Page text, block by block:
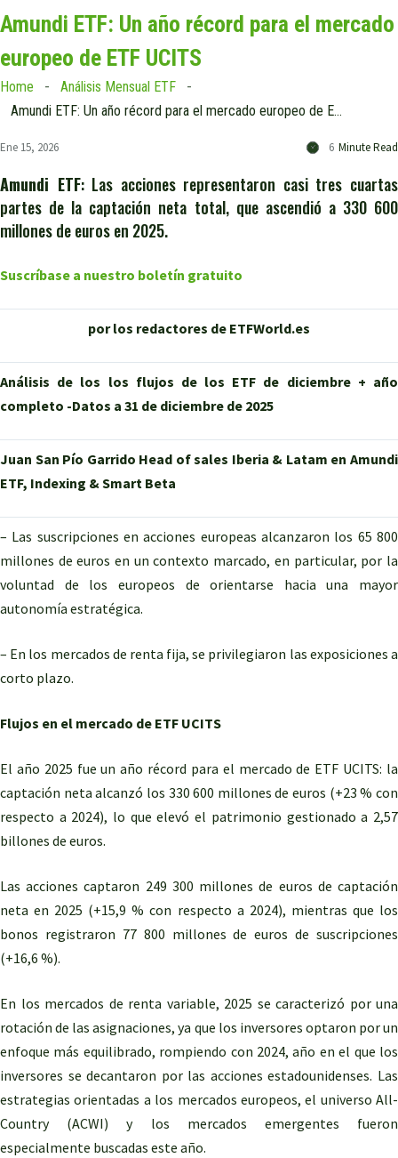
Amundi ETF: Un año récord para el mercado
europeo de ETF UCITS
Home
Análisis Mensual ETF
Amundi ETF: Un año récord para el mercado europeo de ETF UCITS
Ene 15, 2026 6 Minute Read
Amundi ETF: Las acciones representaron casi tres cuartas
partes de la captación neta total, que ascendió a 330 600
millones de euros en 2025.
Suscríbase a nuestro boletín gratuito
por los redactores de ETFWorld.es
Análisis de los los flujos de los ETF de diciembre + año
completo -Datos a 31 de diciembre de 2025
Juan San Pío Garrido Head of sales Iberia & Latam en Amundi
ETF, Indexing & Smart Beta
– Las suscripciones en acciones europeas alcanzaron los 65 800
millones de euros en un contexto marcado, en particular, por la
voluntad de los europeos de orientarse hacia una mayor
autonomía estratégica.
– En los mercados de renta fija, se privilegiaron las exposiciones a
corto plazo.
Flujos en el mercado de ETF UCITS
El año 2025 fue un año récord para el mercado de ETF UCITS: la
captación neta alcanzó los 330 600 millones de euros (+23 % con
respecto a 2024), lo que elevó el patrimonio gestionado a 2,57
billones de euros.
Las acciones captaron 249 300 millones de euros de captación
neta en 2025 (+15,9 % con respecto a 2024), mientras que los
bonos registraron 77 800 millones de euros de suscripciones
(+16,6 %).
En los mercados de renta variable, 2025 se caracterizó por una
rotación de las asignaciones, ya que los inversores optaron por un
enfoque más equilibrado, rompiendo con 2024, año en el que los
inversores se decantaron por las acciones estadounidenses. Las
estrategias orientadas a los mercados europeos, el universo All-
Country (ACWI) y los mercados emergentes fueron
especialmente buscadas este año.